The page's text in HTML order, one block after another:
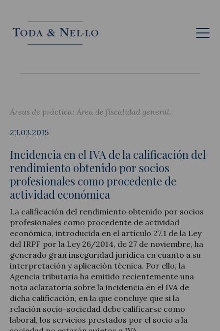
Esp
Actualidad jurídica
Notícias y artículos
Áreas de práctica: Área de fiscalidad general
23.03.2015
Incidencia en el IVA de la calificación del
rendimiento obtenido por socios
profesionales como procedente de
actividad económica
La calificación del rendimiento obtenido por socios
profesionales como procedente de actividad
económica, introducida en el artículo 27.1 de la Ley
del IRPF por la Ley 26/2014, de 27 de noviembre, ha
generado gran inseguridad jurídica en cuanto a su
interpretación y aplicación técnica. Por ello, la
Agencia tributaria ha emitido recientemente una
nota aclaratoria sobre la incidencia en el IVA de
dicha calificación, en la que concluye que si la
relación socio-sociedad debe calificarse como
laboral, los servicios prestados por el socio a la